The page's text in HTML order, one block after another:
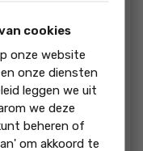
met klant
uitleg en
cookies
onze website
onze diensten
leggen we uit
we deze
beheren of
om akkoord te